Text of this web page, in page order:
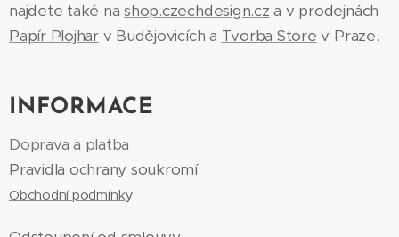
najdete také nashop.czechdesign.cz a v prodejnách
Papír Plojharv Budějovicích a Tvorba Store v Praze.
INFORMACE
Doprava a platba
Pravidla ochrany soukromí
Obchodní podmínky